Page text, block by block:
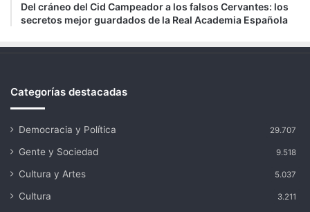
Del cráneo del Cid Campeador a los falsos Cervantes: los
secretos mejor guardados de la Real Academia Española
Categorías destacadas
Democracia y Política 29.707
Gente y Sociedad 9.518
Cultura y Artes 5.037
Cultura 3.211